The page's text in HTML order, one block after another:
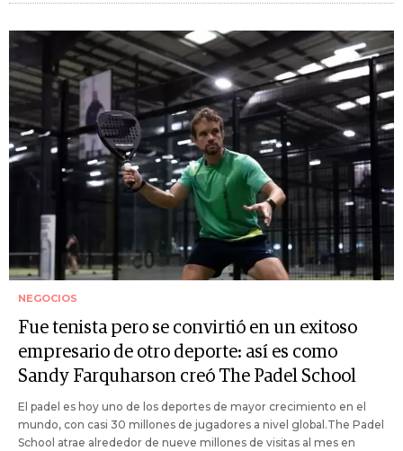
NEGOCIOS
Fue tenista pero se convirtió en un exitoso
empresario de otro deporte: así es como
Sandy Farquharson creó The Padel School
El padel es hoy uno de los deportes de mayor crecimiento en el
mundo, con casi 30 millones de jugadores a nivel global.The Padel
School atrae alrededor de nueve millones de visitas al mes en